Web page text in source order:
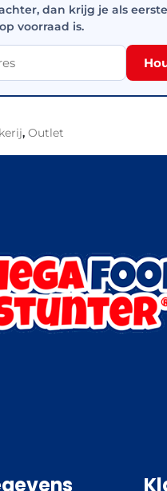
dan krijg je als
voorraad is.
, Outlet